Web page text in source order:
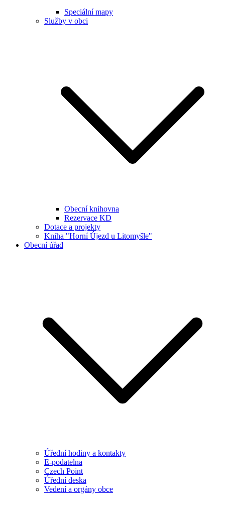
Speciální mapy
Služby v obci
Obecní knihovna
Rezervace KD
Dotace a projekty
Kniha "Horní Újezd u Litomyšle"
Obecní úřad
Úřední hodiny a kontakty
E-podatelna
Czech Point
Úřední deska
Vedení a orgány obce